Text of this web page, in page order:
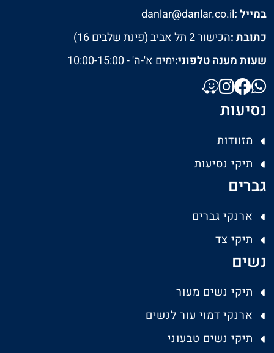
במייל :danlar@danlar.co.il
כתובת :הכישור 2 תל אביב (פינת שלבים 16)
שעות מענה טלפוני:ימים א'-ה' - 10:00-15:00
נסיעות
מזוודות
תיקי נסיעות
גברים
ארנקי גברים
תיקי צד
נשים
תיקי נשים מעור
ארנקי דמוי עור לנשים
תיקי נשים טבעוני